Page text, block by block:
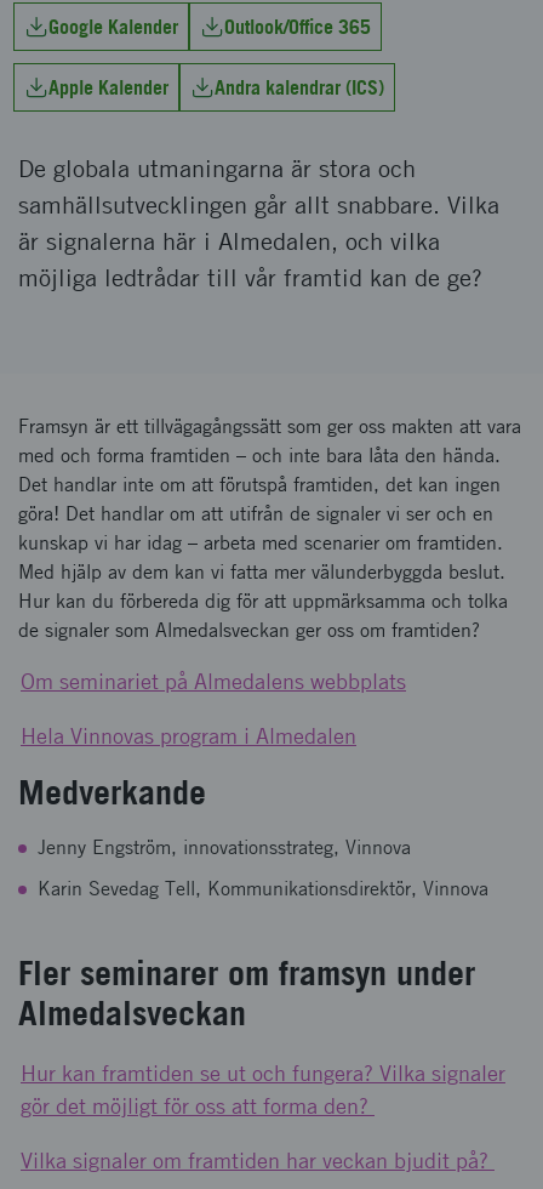
Google Kalender Outlook/Office 365
Apple Kalender Andra kalendrar (ICS)
De globala utmaningarna är stora och
samhällsutvecklingen går allt snabbare. Vilka
är signalerna här i Almedalen, och vilka
möjliga ledtrådar till vår framtid kan de ge?
Framsyn är ett tillvägagångssätt som ger oss makten att vara
med och forma framtiden – och inte bara låta den hända.
Det handlar inte om att förutspå framtiden, det kan ingen
göra! Det handlar om att utifrån de signaler vi ser och en
kunskap vi har idag – arbeta med scenarier om framtiden.
Med hjälp av dem kan vi fatta mer välunderbyggda beslut.
Hur kan du förbereda dig för att uppmärksamma och tolka
de signaler som Almedalsveckan ger oss om framtiden?
Om seminariet på Almedalens webbplats
Hela Vinnovas program i Almedalen
Medverkande
Jenny Engström, innovationsstrateg, Vinnova
Karin Sevedag Tell, Kommunikationsdirektör, Vinnova
Fler seminarer om framsyn under
Almedalsveckan
Hur kan framtiden se ut och fungera? Vilka signaler
gör det möjligt för oss att forma den?
Vilka signaler om framtiden har veckan bjudit på?